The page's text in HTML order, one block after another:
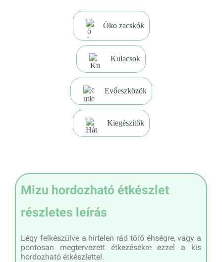
Öko zacskók
Kulacsok
Evőeszközök
Kiegészítők
Mizu hordozható étkészlet
részletes leírás
Légy felkészülve a hirtelen rád törő éhségre, vagy a
pontosan megtervezett étkezésekre ezzel a kis
hordozható étkészlettel.